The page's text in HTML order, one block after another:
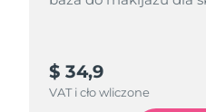
$ 34,9
VAT i cło wliczone